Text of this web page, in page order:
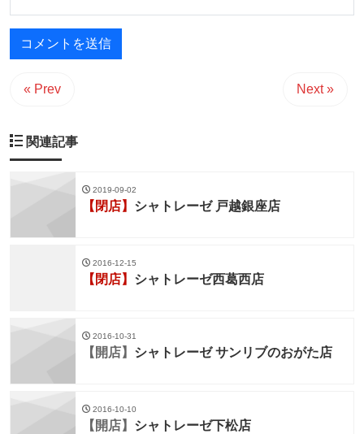
« Prev Next »
関連記事
2019-09-02
【閉店】 シャトレーゼ 戸越銀座店
2016-12-15
【閉店】 シャトレーゼ西葛西店
2016-10-31
【開店】 シャトレーゼ サンリブのおがた店
2016-10-10
【開店】 シャトレーゼ下松店